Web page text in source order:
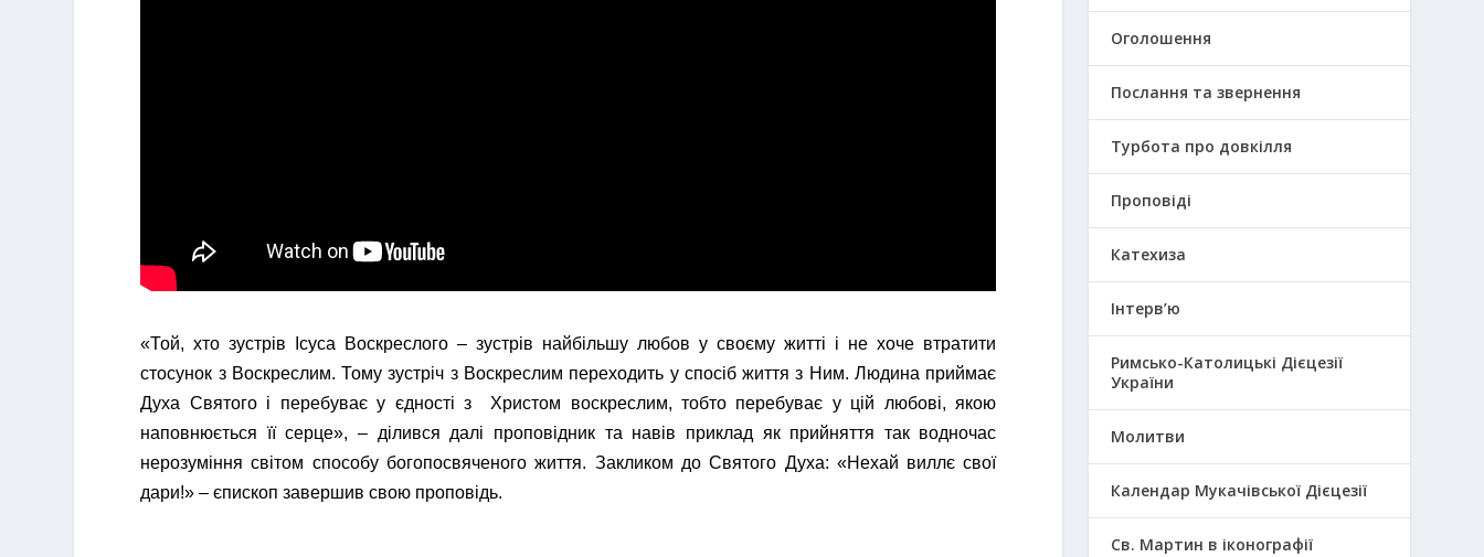
«Той, хто зустрів Ісуса Воскреслого – зустрів найбільшу любов у своєму житті і не хоче втратити
стосунок з Воскреслим. Тому зустріч з Воскреслим переходить у спосіб життя з Ним. Людина приймає
Духа Святого і перебуває у єдності з Христом воскреслим, тобто перебуває у цій любові, якою
наповнюється її серце», – ділився далі проповідник та навів приклад як прийняття так водночас
нерозуміння світом способу богопосвяченого життя. Закликом до Святого Духа: «Нехай виллє свої
дари!» – єпископ завершив свою проповідь.
Оголошення
Послання та звернення
Турбота про довкілля
Проповіді
Катехиза
Інтерв’ю
Римсько-Католицькі Дієцезії
України
Молитви
Календар Мукачівської Дієцезії
Св. Мартин в іконографії